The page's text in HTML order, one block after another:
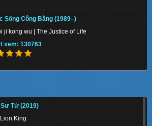
Sống Công Bằng (1989–)
ji kong wu | The Justice of Life
xem: 130763
Tia Chớp: Biển Quái Vật (2013)
Jackson: Sea of Monsters
xem: 139041
Tử (2019)
King